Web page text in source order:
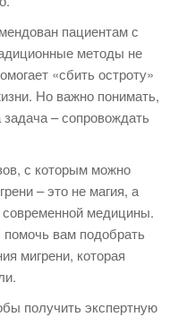
пациентам с
методы не
«сбить остроту»
Но важно понимать,
– сопровождать
с которым можно
– это не магия, а
современной медицины.
вам подобрать
мигрени, которая
получить экспертную